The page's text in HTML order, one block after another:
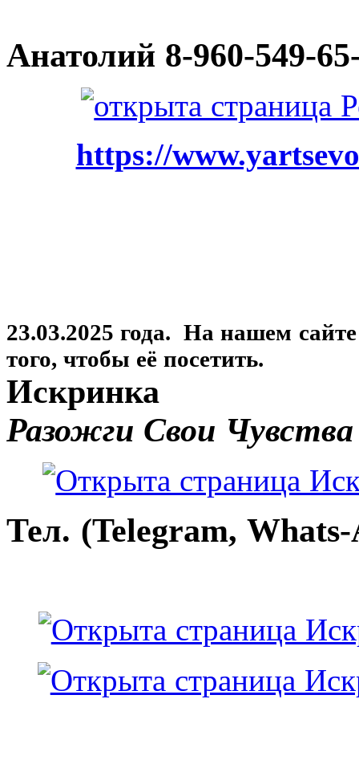
Анатолий 8-960-549-
https://
23.03.2025 года. На нашем
того, чтобы её посетить.
Искринка
Разожги Свои Чувства
Тел. (Telegram,